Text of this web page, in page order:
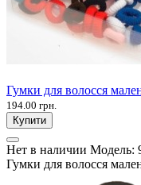
Гумки для волосся
194.00 грн.
Купити
Нет в наличии Модель:
Гумки для волосся